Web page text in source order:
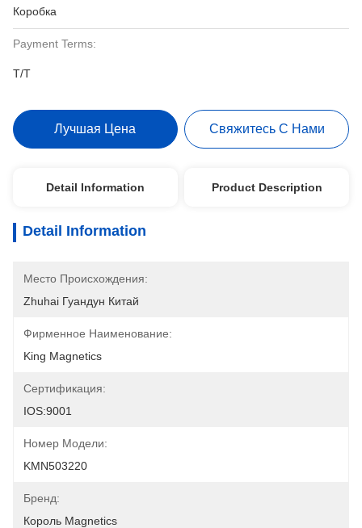
Коробка
Payment Terms:
T/T
Лучшая Цена Свяжитесь С Нами
Detail Information Product Description
Detail Information
Место Происхождения:
Zhuhai Гуандун Китай
Фирменное Наименование:
King Magnetics
Сертификация:
IOS:9001
Номер Модели:
KMN503220
Бренд:
Король Magnetics